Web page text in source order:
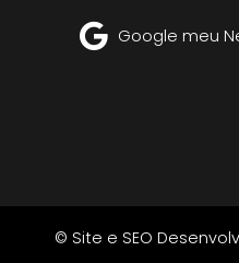
Google meu
© Site e SEO